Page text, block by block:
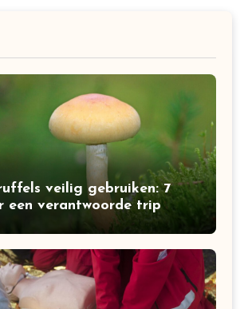
veilig gebruiken: 7
een verantwoorde trip